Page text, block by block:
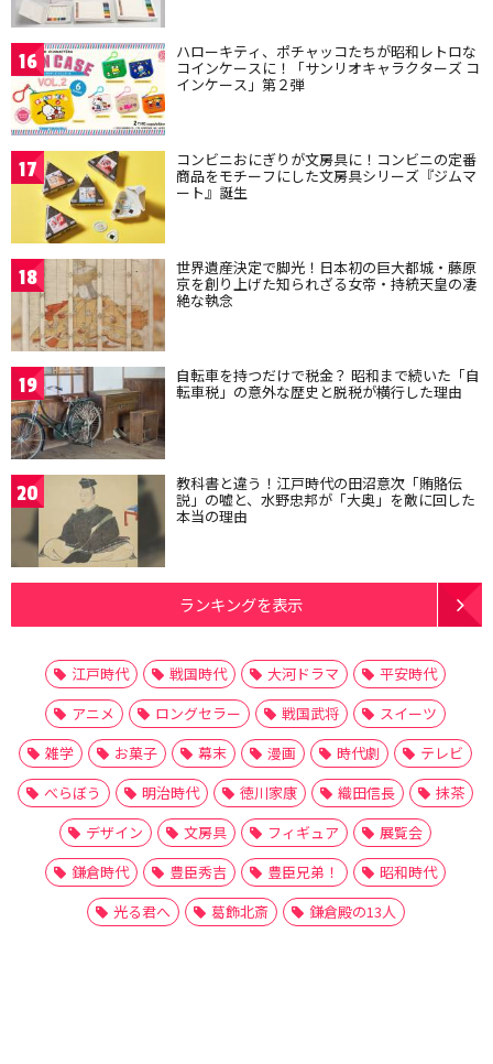
16 ハローキティ、ポチャッコたちが昭和レトロな
コインケースに！「サンリオキャラクターズ コ
インケース」第２弾
17 コンビニおにぎりが文房具に！コンビニの定番
商品をモチーフにした文房具シリーズ『ジムマ
ート』誕生
18 世界遺産決定で脚光！日本初の巨大都城・藤原
京を創り上げた知られざる女帝・持統天皇の凄
絶な執念
19 自転車を持つだけで税金？ 昭和まで続いた「自
転車税」の意外な歴史と脱税が横行した理由
20 教科書と違う！江戸時代の田沼意次「賄賂伝
説」の嘘と、水野忠邦が「大奥」を敵に回した
本当の理由
ランキングを表示
江戸時代 戦国時代 大河ドラマ
平安時代
アニメ
ロングセラー 戦国武将
スイーツ
雑学
お菓子 幕末 漫画 時代劇
テレビ
べらぼう
明治時代 徳川家康 織田信長
抹茶
デザイン
文房具 フィギュア
展覧会
鎌倉時代
豊臣秀吉 豊臣兄弟！
昭和時代
光る君へ
葛飾北斎 鎌倉殿の13人